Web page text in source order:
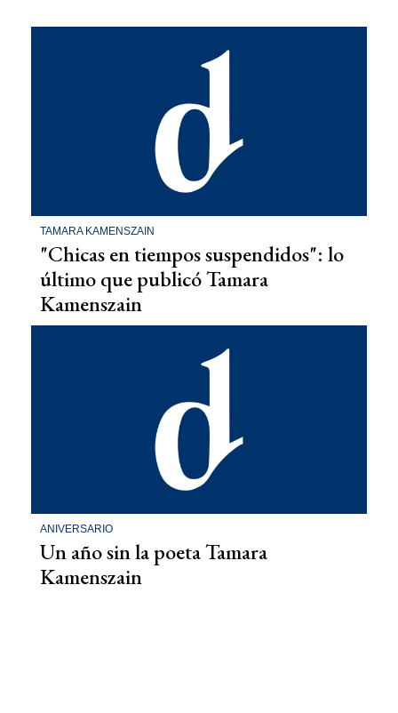
TAMARA KAMENSZAIN
"Chicas en tiempos suspendidos": lo
último que publicó Tamara
Kamenszain
ANIVERSARIO
Un año sin la poeta Tamara
Kamenszain